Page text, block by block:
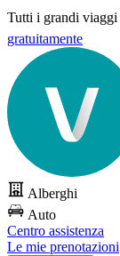
Tutti i grandi viaggi
gratuitamente
Alberghi
Auto
Centro assistenza
Le mie prenotazioni